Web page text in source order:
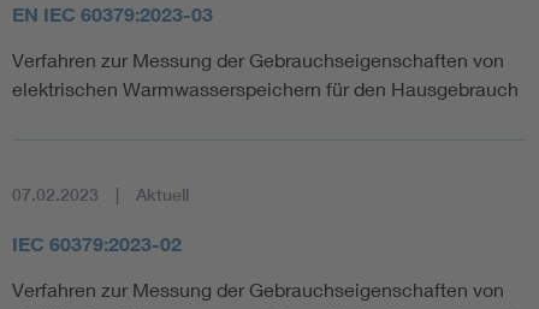
EN IEC 60379:2023-03
Verfahren zur Messung der Gebrauchseigenschaften von
elektrischen Warmwasserspeichern für den Hausgebrauch
07.02.2023 Aktuell
IEC 60379:2023-02
Verfahren zur Messung der Gebrauchseigenschaften von